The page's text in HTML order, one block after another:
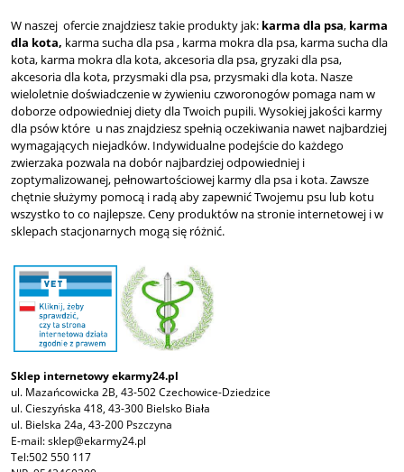
W naszej ofercie znajdziesz takie produkty jak: karma dla psa, karma
dla kota, karma sucha dla psa , karma mokra dla psa, karma sucha dla
kota, karma mokra dla kota, akcesoria dla psa, gryzaki dla psa,
akcesoria dla kota, przysmaki dla psa, przysmaki dla kota. Nasze
wieloletnie doświadczenie w żywieniu czworonogów pomaga nam w
doborze odpowiedniej diety dla Twoich pupili. Wysokiej jakości karmy
dla psów które u nas znajdziesz spełnią oczekiwania nawet najbardziej
wymagających niejadków. Indywidualne podejście do każdego
zwierzaka pozwala na dobór najbardziej odpowiedniej i
zoptymalizowanej, pełnowartościowej karmy dla psa i kota. Zawsze
chętnie służymy pomocą i radą aby zapewnić Twojemu psu lub kotu
wszystko to co najlepsze. Ceny produktów na stronie internetowej i w
sklepach stacjonarnych mogą się różnić.
Sklep internetowy ekarmy24.pl
ul. Mazańcowicka 2B, 43-502 Czechowice-Dziedzice
ul. Cieszyńska 418, 43-300 Bielsko Biała
ul. Bielska 24a, 43-200 Pszczyna
E-mail:sklep@ekarmy24.pl
Tel:502 550 117